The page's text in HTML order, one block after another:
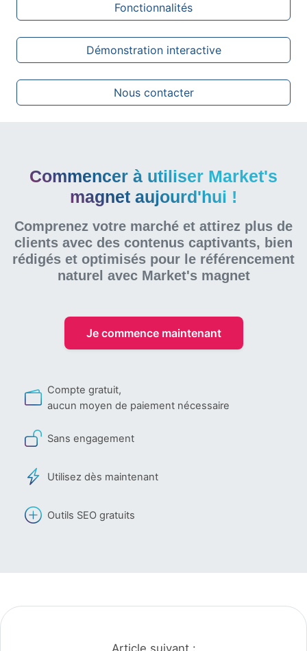
Fonctionnalités
Démonstration interactive
Nous contacter
Commencer à utiliser Market's
magnet aujourd'hui !
Comprenez votre marché et attirez plus de
clients avec des contenus captivants, bien
rédigés et optimisés pour le référencement
naturel avec Market's magnet
Je commence maintenant
Compte gratuit,
aucun moyen de paiement nécessaire
Sans engagement
Utilisez dès maintenant
Outils SEO gratuits